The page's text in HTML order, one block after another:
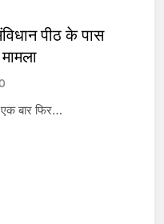
पीठ के पास
बार फिर…